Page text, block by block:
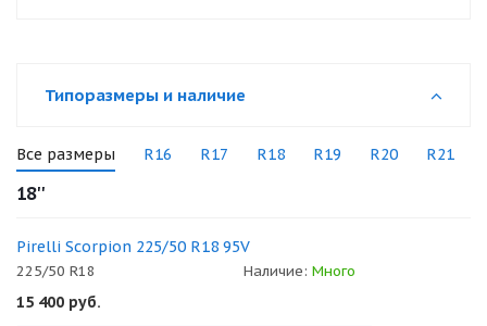
Типоразмеры и наличие
Все размеры R16 R17 R18 R19 R20 R21
18''
Pirelli Scorpion 225/50 R18 95V
225/50 R18 Наличие: Много
15 400 руб.